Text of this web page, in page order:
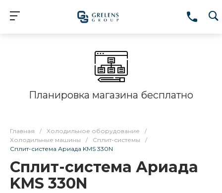
Планировка магазина бесплатно
Главная / Холодильное оборудование
/
Холодильные машины
/ Сплит-системы
/
Сплит-система Ариада KMS 330N
Сплит-система Ариада
KMS 330N